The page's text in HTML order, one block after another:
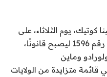
كوتيك، يوم الثلاثاء، على
مشروع قانون مجلس الشيوخ رقم 1596 ليصبح قانونًا،
وماين
متزايدة من الولايات